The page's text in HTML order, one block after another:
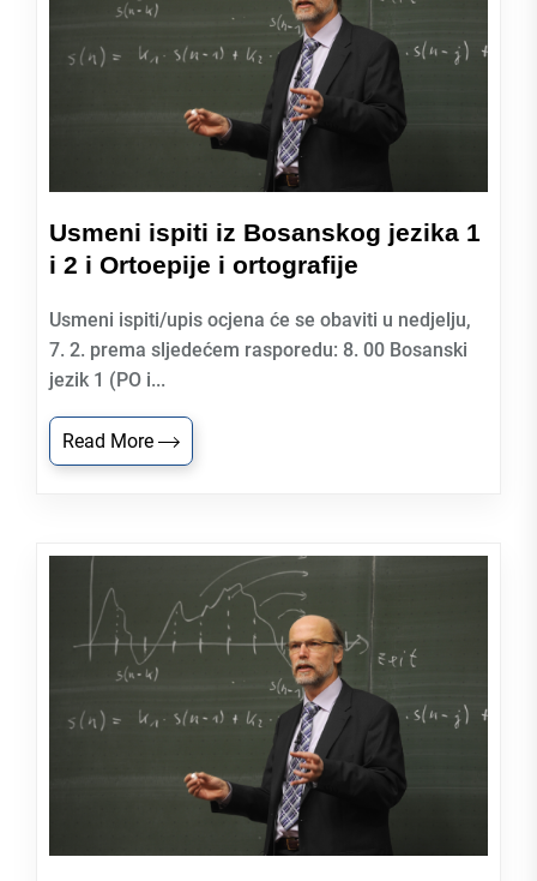
Usmeni ispiti iz Bosanskog jezika 1
i 2 i Ortoepije i ortografije
Usmeni ispiti/upis ocjena će se obaviti u nedjelju,
7. 2. prema sljedećem rasporedu: 8. 00 Bosanski
jezik 1 (PO i...
Read More